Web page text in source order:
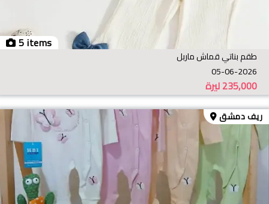
5 items
طقم بناتي قماش ماربل
05-06-2026
ليرة235,000
ريف دمشق